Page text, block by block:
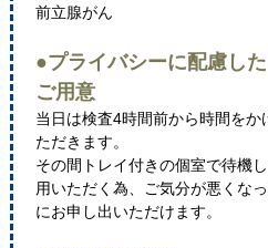
前立腺がん
●プライバシーに配慮し
ご用意
当日は検査4時間前から時間を
ただきます。
その間トレイ付きの個室で待機
用いただく為、ご気分が悪くな
にお申し出いただけます。